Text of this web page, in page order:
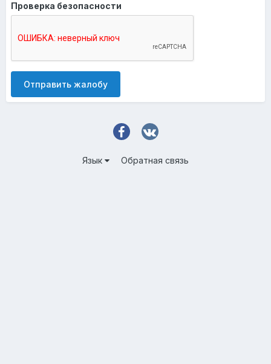
Проверка безопасности
Отправить жалобу
Язык Обратная связь